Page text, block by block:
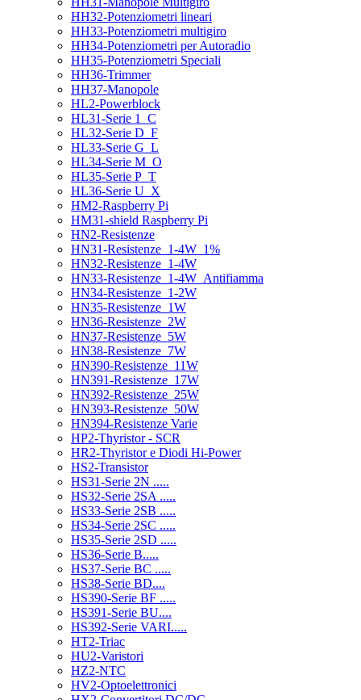
HH32-Potenziometri lineari
HH33-Potenziometri multigiro
HH34-Potenziometri per Autoradio
HH35-Potenziometri Speciali
HH36-Trimmer
HH37-Manopole
HL2-Powerblock
HL31-Serie 1_C
HL32-Serie D_F
HL33-Serie G_L
HL34-Serie M_O
HL35-Serie P_T
HL36-Serie U_X
HM2-Raspberry Pi
HM31-shield Raspberry Pi
HN2-Resistenze
HN31-Resistenze_1-4W_1%
HN32-Resistenze_1-4W
HN33-Resistenze_1-4W_Antifiamma
HN34-Resistenze_1-2W
HN35-Resistenze_1W
HN36-Resistenze_2W
HN37-Resistenze_5W
HN38-Resistenze_7W
HN390-Resistenze_11W
HN391-Resistenze_17W
HN392-Resistenze_25W
HN393-Resistenze_50W
HN394-Resistenze Varie
HP2-Thyristor - SCR
HR2-Thyristor e Diodi Hi-Power
HS2-Transistor
HS31-Serie 2N .....
HS32-Serie 2SA .....
HS33-Serie 2SB .....
HS34-Serie 2SC .....
HS35-Serie 2SD .....
HS36-Serie B.....
HS37-Serie BC .....
HS38-Serie BD....
HS390-Serie BF .....
HS391-Serie BU....
HS392-Serie VARI.....
HT2-Triac
HU2-Varistori
HZ2-NTC
HV2-Optoelettronici